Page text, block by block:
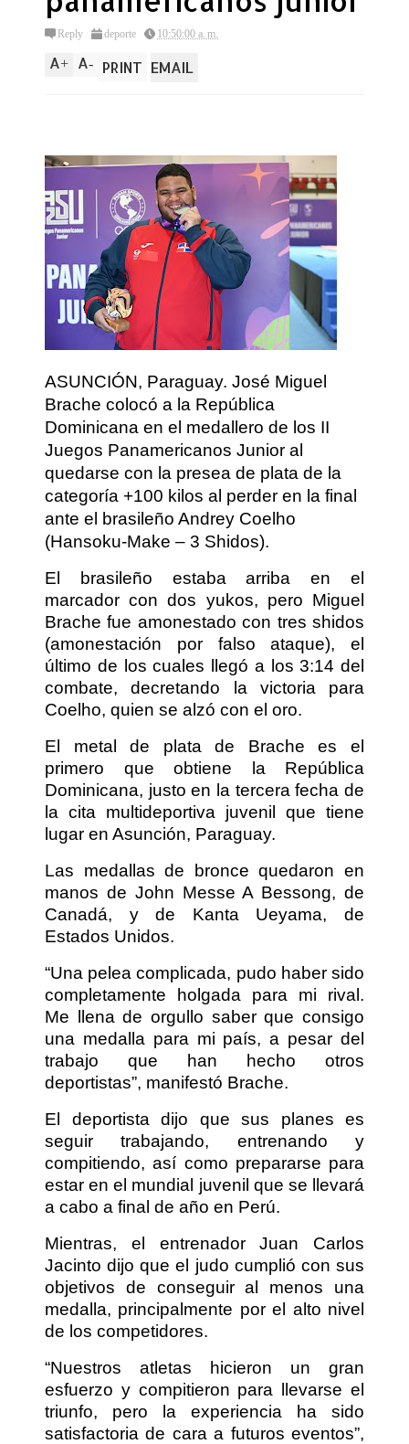
Reply deporte 10:50:00 a. m.
A+ A- PRINT EMAIL
ASUNCIÓN, Paraguay. José Miguel
Brache colocó a la República
Dominicana en el medallero de los II
Juegos Panamericanos Junior al
quedarse con la presea de plata de la
categoría +100 kilos al perder en la final
ante el brasileño Andrey Coelho
(Hansoku-Make – 3 Shidos).
El brasileño estaba arriba en el
marcador con dos yukos, pero Miguel
Brache fue amonestado con tres shidos
(amonestación por falso ataque), el
último de los cuales llegó a los 3:14 del
combate, decretando la victoria para
Coelho, quien se alzó con el oro.
El metal de plata de Brache es el
primero que obtiene la República
Dominicana, justo en la tercera fecha de
la cita multideportiva juvenil que tiene
lugar en Asunción, Paraguay.
Las medallas de bronce quedaron en
manos de John Messe A Bessong, de
Canadá, y de Kanta Ueyama, de
Estados Unidos.
“Una pelea complicada, pudo haber sido
completamente holgada para mi rival.
Me llena de orgullo saber que consigo
una medalla para mi país, a pesar del
trabajo que han hecho otros
deportistas”, manifestó Brache.
El deportista dijo que sus planes es
seguir trabajando, entrenando y
compitiendo, así como prepararse para
estar en el mundial juvenil que se llevará
a cabo a final de año en Perú.
Mientras, el entrenador Juan Carlos
Jacinto dijo que el judo cumplió con sus
objetivos de conseguir al menos una
medalla, principalmente por el alto nivel
de los competidores.
“Nuestros atletas hicieron un gran
esfuerzo y compitieron para llevarse el
triunfo, pero la experiencia ha sido
satisfactoria de cara a futuros eventos”,